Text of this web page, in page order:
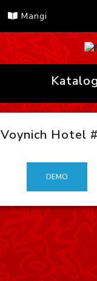
Mangi
Katalog
Voynich Hotel
DEMO